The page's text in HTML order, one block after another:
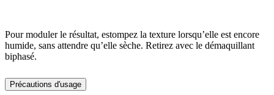
Pour moduler le résultat, estompez la texture lorsqu’elle est encore
humide, sans attendre qu’elle sèche. Retirez avec le démaquillant
biphasé.
Précautions d'usage